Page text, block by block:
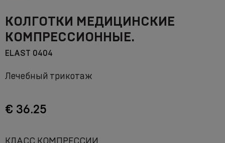
КОЛГОТКИ МЕДИЦИНСКИЕ
КОМПРЕССИОННЫЕ.
ELAST 0404
Лечебный трикотаж
€ 36.25